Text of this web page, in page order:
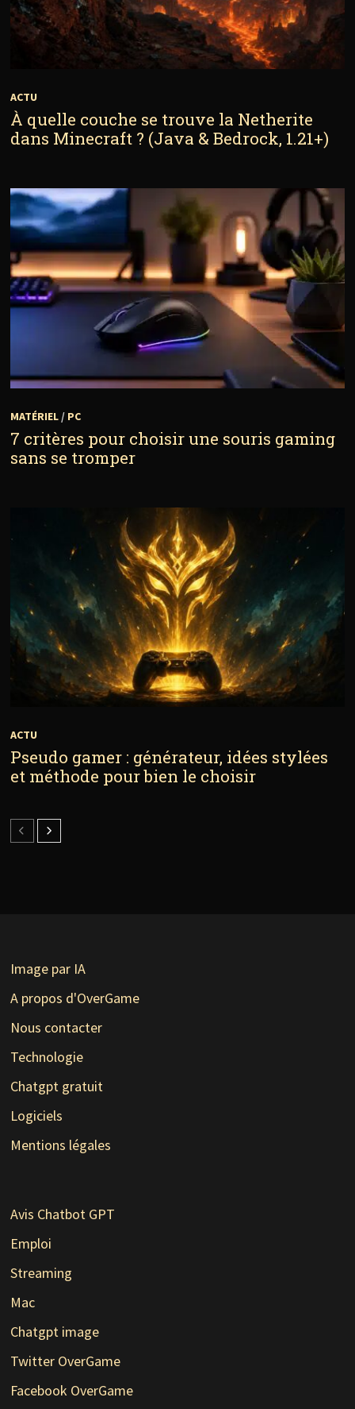
ACTU
À quelle couche se trouve la Netherite
dans Minecraft ? (Java & Bedrock, 1.21+)
MATÉRIEL/ PC
7 critères pour choisir une souris gaming
sans se tromper
ACTU
Pseudo gamer : générateur, idées stylées
et méthode pour bien le choisir
Image par IA
A propos d'OverGame
Nous contacter
Technologie
Chatgpt gratuit
Logiciels
Mentions légales
Avis Chatbot GPT
Emploi
Streaming
Mac
Chatgpt image
Twitter OverGame
Facebook OverGame